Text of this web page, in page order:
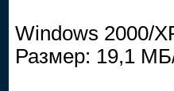
Windows 2000/
Размер: 19,1